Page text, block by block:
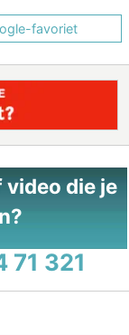
favoriet
video die je
71 321